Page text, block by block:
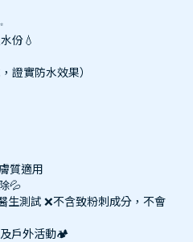
份💧
證實防水效果）
質適用
💦
生測試 ❌不含致粉刺成分，不會
及戶外活動🏕